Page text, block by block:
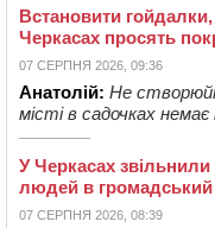
Встановити гойдалки,
Черкасах просять
07 СЕРПНЯ 2026, 09:36
Анатолій: Не
місті в садочках немає
У Черкасах
людей в громадський
07 СЕРПНЯ 2026, 08:39